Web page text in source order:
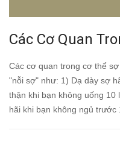
Các Cơ Quan
Các cơ quan trong cơ thể
"nỗi sợ" như: 1) Dạ dày sợ
thận khi bạn không uống
hãi khi bạn không ngủ trước